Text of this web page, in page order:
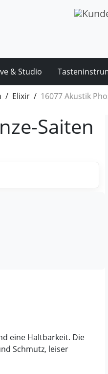
& Studio
Elixir 16077 Akustik
Saiten
eine Haltbarkeit. Die
Schmutz, leiser